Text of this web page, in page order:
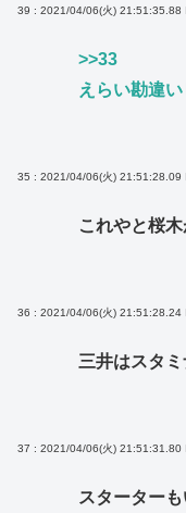
39 : 2021/04/06(火) 21:51:35.88
>>33
えらい勘違
35 : 2021/04/06(火) 21:51:28.09
これやと桜
36 : 2021/04/06(火) 21:51:28.24
三井はスタ
37 : 2021/04/06(火) 21:51:31.80
スターター